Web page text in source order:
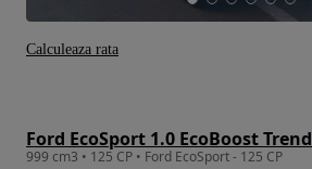
Ford EcoSport 1.0 EcoBoost Trend
999 cm3 • 125 CP • Ford EcoSport - 125 CP
Calculeaza rata